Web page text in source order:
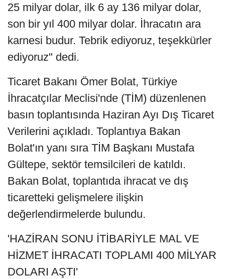
25 milyar dolar, ilk 6 ay 136 milyar dolar,
son bir yıl 400 milyar dolar. İhracatın ara
karnesi budur. Tebrik ediyoruz, teşekkürler
ediyoruz" dedi.
Ticaret Bakanı Ömer Bolat, Türkiye
İhracatçılar Meclisi'nde (TİM) düzenlenen
basın toplantısında Haziran Ayı Dış Ticaret
Verilerini açıkladı. Toplantıya Bakan
Bolat'ın yanı sıra TİM Başkanı Mustafa
Gültepe, sektör temsilcileri de katıldı.
Bakan Bolat, toplantıda ihracat ve dış
ticaretteki gelişmelere ilişkin
değerlendirmelerde bulundu.
'HAZİRAN SONU İTİBARİYLE MAL VE
HİZMET İHRACATI TOPLAMI 400 MİLYAR
DOLARI AŞTI'